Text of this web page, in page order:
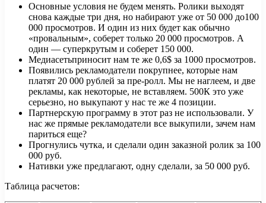
Основные условия не будем менять. Ролики выходят
снова каждые три дня, но набирают уже от 50 000 до100
000 просмотров. И один из них будет как обычно
«провальным», соберет только 20 000 просмотров. А
один — суперкрутым и соберет 150 000.
Медиасетьприносит нам те же 0,6$ за 1000 просмотров.
Появились рекламодатели покрупнее, которые нам
платят 20 000 рублей за пре-ролл. Мы не наглеем, и две
рекламы, как некоторые, не вставляем. 500К это уже
серьезно, но выкупают у нас те же 4 позиции.
Партнерскую программу в этот раз не использовали. У
нас же прямые рекламодатели все выкупили, зачем нам
париться еще?
Прогнулись чутка, и сделали один заказной ролик за 100
000 руб.
Нативки уже предлагают, одну сделали, за 50 000 руб.
Таблица расчетов: